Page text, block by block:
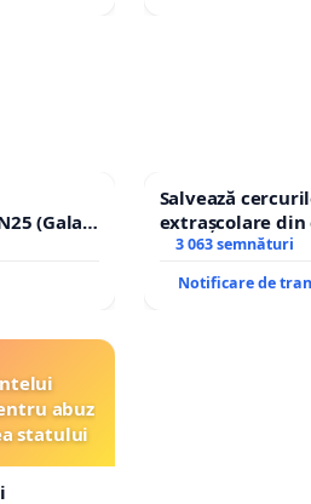
(Galați
Salvează
extrașcolare
copiilor
3 063 semnături
Notificare de
abuz
statului